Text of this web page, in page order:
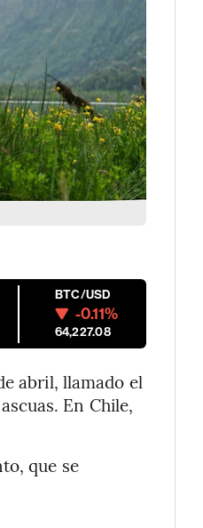
BTC/USD
-0.11%
64,227.08
abril, llamado el
En Chile,
que se